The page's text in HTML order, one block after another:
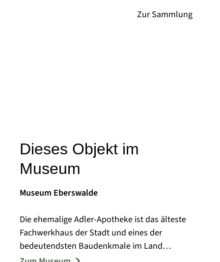
Dieses Objekt im
Museum
Museum Eberswalde
Die ehemalige Adler-Apotheke ist das älteste
Fachwerkhaus der Stadt und eines der
bedeutendsten Baudenkmale im Land
Brandenburg. Sie beherbergt die städtischen